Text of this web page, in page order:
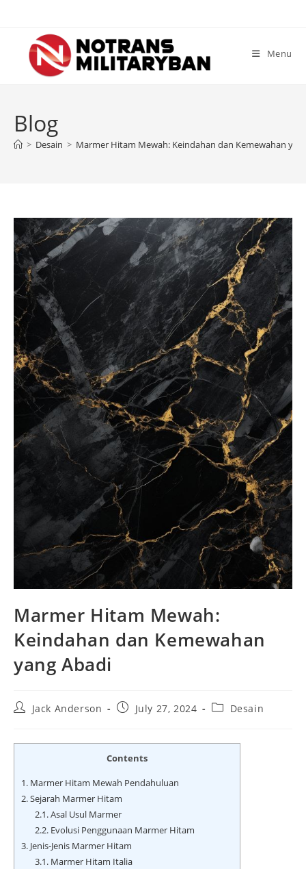
content
Menu
Blog
> Desain > Marmer Hitam Mewah: Keindahan dan Kemewahan
Marmer Hitam Mewah:
Keindahan dan Kemewahan
yang Abadi
PostJack Anderson
PostJuly 27, 2024
PostDesain
Contents
1. Marmer Hitam Mewah Pendahuluan
2.Sejarah Marmer Hitam
2.1.Asal Usul Marmer
2.2.Evolusi Penggunaan Marmer Hitam
3. Jenis-Jenis Marmer Hitam
3.1.Marmer Hitam Italia